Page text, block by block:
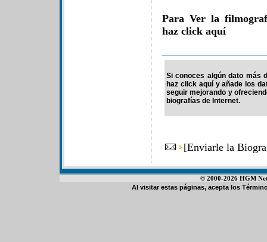
Para Ver la
haz click aquí
Si conoces algún dato más
haz click aquí y añade los
seguir mejorando y
biografías de Internet.
[Enviarle la
© 2000-2026 HGM
Al visitar estas páginas, acepta los